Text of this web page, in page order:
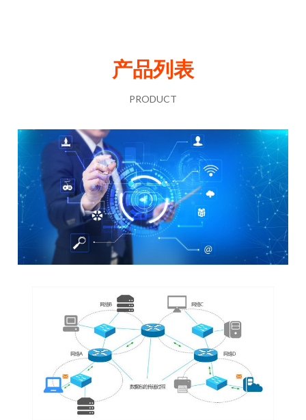
产品列表
PRODUCT